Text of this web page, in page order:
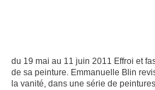
du 19 mai au 11 juin 2011 Effroi et
de sa peinture. Emmanuelle Blin
la vanité, dans une série de